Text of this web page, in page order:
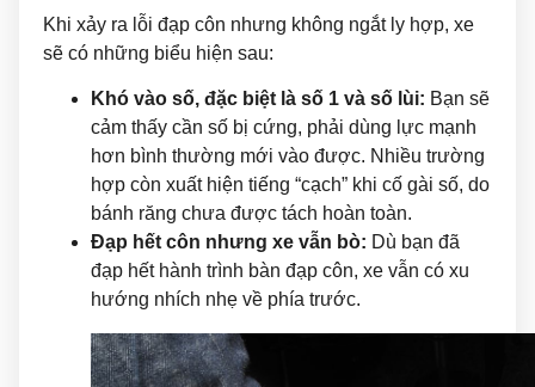
Khi xảy ra lỗi đạp côn nhưng không ngắt ly hợp, xe
sẽ có những biểu hiện sau:
Khó vào số, đặc biệt là số 1 và số lùi: Bạn sẽ
cảm thấy cần số bị cứng, phải dùng lực mạnh
hơn bình thường mới vào được. Nhiều trường
hợp còn xuất hiện tiếng “cạch” khi cố gài số, do
bánh răng chưa được tách hoàn toàn.
Đạp hết côn nhưng xe vẫn bò: Dù bạn đã
đạp hết hành trình bàn đạp côn, xe vẫn có xu
hướng nhích nhẹ về phía trước.